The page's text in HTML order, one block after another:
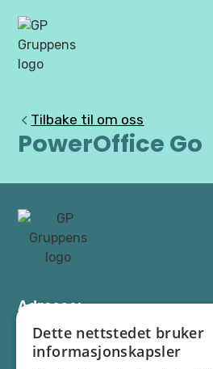
Tilbake til om oss
PowerOffice Go
Adresse:
Os allé 13, 1777 Halden
Kontakt:
Dette nettstedet bruker
informasjonskapsler